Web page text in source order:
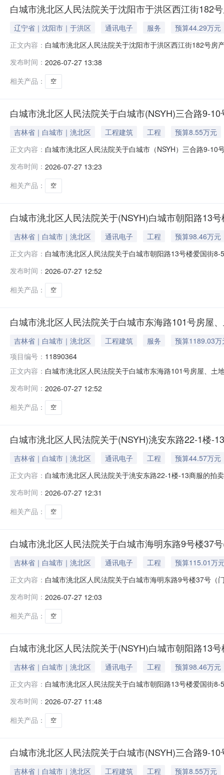
白城市洮北区人民法院关于沈阳市于洪区西江街182
辽宁省｜沈阳市｜于洪区 通讯电子 服务
预算44.29万元
正文内容： 白城市洮北区人民法院关于沈阳市于洪区西江街182号
https://sf.taobao.com/court_list.htm），现公告如下：一
发布时间： 2026-07-27 13:38
相关产品：
空
白城市洮北区人民法院关于白城市(NSYH)三合路9-
吉林省｜白城市｜洮北区 工程建筑 工程
预算8.55万元
正文内容： 白城市洮北区人民法院关于白城市（NSYH）三合路9-
法院页面：https://sf.taobao.com/court_list.htm），现公
发布时间： 2026-07-27 13:23
相关产品：
空
白城市洮北区人民法院关于(NSYH)白城市朝阳路13
吉林省｜白城市｜洮北区 通讯电子 工程
预算98.46万元
正文内容： 白城市洮北区人民法院关于白城市朝阳路13号楼爱国街
参见全国法院页面：https://sf.taobao.com/court_list.htm
发布时间： 2026-07-27 12:52
相关产品：
空
白城市洮北区人民法院关于白城市东海路101号房屋
吉林省｜白城市｜洮北区 工程建筑 服务
预算1189.03万
项目编号： 11890364
正文内容： 白城市洮北区人民法院关于白城市东海路101号房屋、
国法院页面：https://sf.taobao.com/court_list.htm），现
发布时间： 2026-07-27 12:52
相关产品：
空
白城市洮北区人民法院关于(NSYH)洮安东路22-1楼-
吉林省｜白城市｜洮北区 通讯电子 工程
预算44.57万元
正文内容： 白城市洮北区人民法院关于洮安东路22-1楼-13商服的拍
https://sf.taobao.com/court_list.htm），现公告如下：一
发布时间： 2026-07-27 12:31
相关产品：
空
白城市洮北区人民法院关于白城市海明东路9号楼37
吉林省｜白城市｜洮北区 通讯电子 工程
预算115.01万
正文内容： 白城市洮北区人民法院关于白城市海明东路9号楼37号
全国法院页面：https://sf.taobao.com/court_list.htm），
发布时间： 2026-07-27 12:03
相关产品：
空
白城市洮北区人民法院关于(NSYH)白城市朝阳路13
吉林省｜白城市｜洮北区 通讯电子 工程
预算98.46万元
正文内容： 白城市洮北区人民法院关于白城市朝阳路13号楼爱国街
参见全国法院页面：https://sf.taobao.com/court_list.htm
发布时间： 2026-07-27 11:48
相关产品：
空
白城市洮北区人民法院关于白城市(NSYH)三合路9-
吉林省｜白城市｜洮北区 工程建筑 工程
预算8.55万元